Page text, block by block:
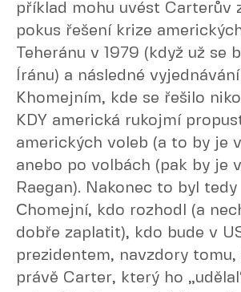
příklad mohu uvést Carterův
pokus řešení krize
Teheránu v 1979 (když už se
Íránu) a následné
Khomejním, kde se řešilo
KDY americká rukojmí
amerických voleb (a to by je
anebo po volbách (pak by je
Raegan). Nakonec to byl
Сhomejní, kdo rozhodl (a
dobře zaplatit), kdo bude v
prezidentem, navzdory tomu,
právě Carter, který ho